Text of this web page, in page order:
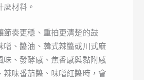
材料。
節奏更穩、重拍更清楚的鼓
、醬油、韓式辣醬或川式麻
味、發酵感、焦香感與黏附感
辣味番茄醬、味噌紅醬時，會